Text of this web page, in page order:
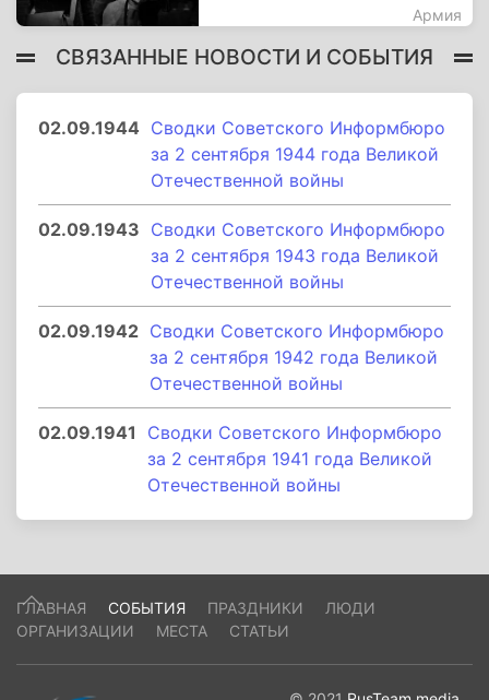
Армия
СВЯЗАННЫЕ НОВОСТИ И СОБЫТИЯ
02.09.1944 Сводки Советского Информбюро
за 2 сентября 1944 года Великой
Отечественной войны
02.09.1943 Сводки Советского Информбюро
за 2 сентября 1943 года Великой
Отечественной войны
02.09.1942 Сводки Советского Информбюро
за 2 сентября 1942 года Великой
Отечественной войны
02.09.1941
Сводки Советского Информбюро
за 2 сентября 1941 года Великой
Отечественной войны
ГЛАВНАЯ СОБЫТИЯ ПРАЗДНИКИ
ЛЮДИ
ОРГАНИЗАЦИИ
МЕСТА СТАТЬИ